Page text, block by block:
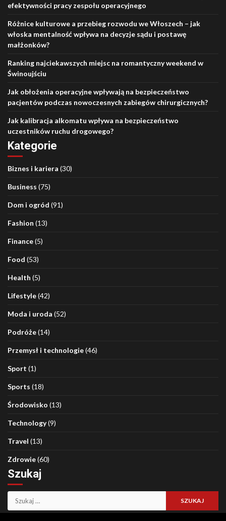
efektywności pracy zespołu operacyjnego
Różnice kulturowe a przebieg rozwodu we Włoszech – jak
włoska mentalność wpływa na decyzje sądu i postawę
małżonków?
Ranking najciekawszych miejsc na romantyczny weekend w
Świnoujściu
Jak obłożenia operacyjne wpływają na bezpieczeństwo
pacjentów podczas nowoczesnych zabiegów chirurgicznych?
Jak kalibracja alkomatu wpływa na bezpieczeństwo
uczestników ruchu drogowego?
Kategorie
Biznes i kariera (30)
Business (75)
Dom i ogród (91)
Fashion (13)
Finance(5)
Food (53)
Health (5)
Lifestyle(42)
Moda i uroda (52)
Podróże(14)
Przemysł i technologie(46)
Sport (1)
Sports (18)
Środowisko (13)
Technology(9)
Travel (13)
Zdrowie(60)
Szukaj
Szukaj: